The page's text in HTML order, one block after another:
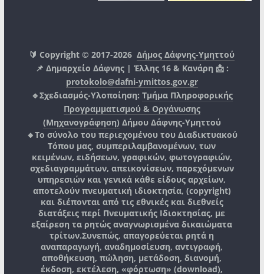
🔰 Copyright © 2017-2026Δήμος Δάφνης-Υμηττού
📌 Δημαρχείο Δάφνης | Έλλης 16 & Κανάρη 📩 :
protokolo@dafni-ymittos.gov.gr
🔹Σχεδιασμός-Υλοποίηση: Τμήμα Πληροφορικής
Προγραμματισμού & Οργάνωσης
(Μηχανογράφηση) Δήμου Δάφνης-Υμηττού
🔸Το σύνολο του περιεχομένου του Διαδικτυακού
Τόπου μας, συμπεριλαμβανομένων, των
κειμένων, ειδήσεων, γραφικών, φωτογραφιών,
σχεδιαγραμμάτων, απεικονίσεων, παρεχόμενων
υπηρεσιών και γενικά κάθε είδους αρχείων,
αποτελούν πνευματική ιδιοκτησία, (copyright)
και διέπονται από τις εθνικές και διεθνείς
διατάξεις περί Πνευματικής Ιδιοκτησίας, με
εξαίρεση τα ρητώς αναγνωρισμένα δικαιώματα
τρίτων.Συνεπώς, απαγορεύεται ρητά η
αναπαραγωγή, αναδημοσίευση, αντιγραφή,
αποθήκευση, πώληση, μετάδοση, διανομή,
έκδοση, εκτέλεση, «φόρτωση» (download),